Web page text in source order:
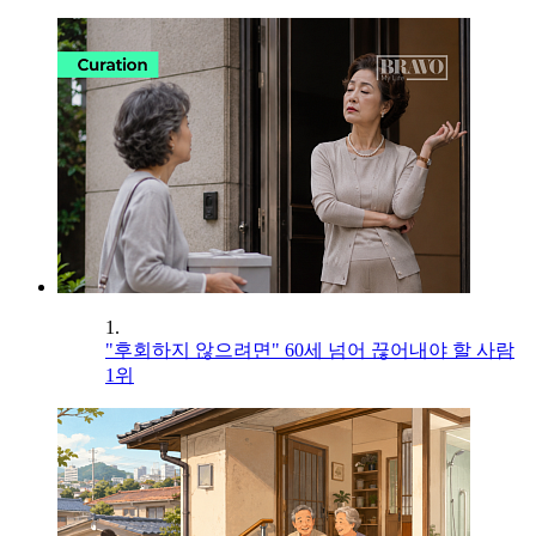
1.
"후회하지 않으려면" 60세 넘어 끊어내야 할 사람
1위